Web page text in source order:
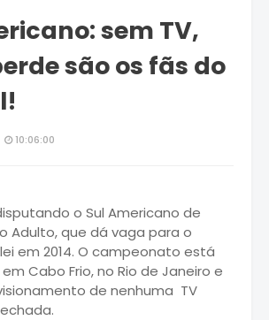
sem TV,
são os fãs do
10:06:00
o Sul Americano de
Adulto, que dá vaga para o
em 2014. O campeonato está
Cabo Frio, no Rio de Janeiro e
de nenhuma TV